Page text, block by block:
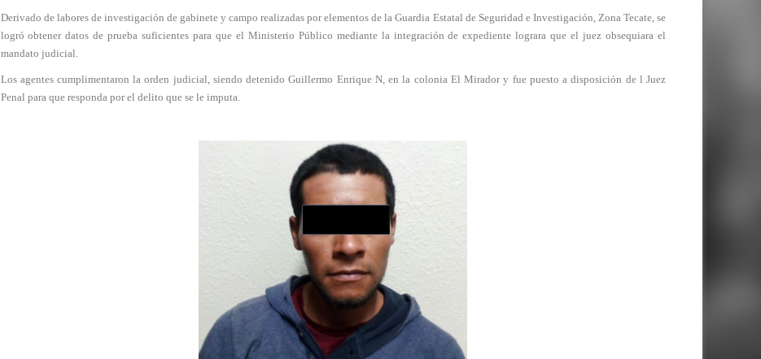
Derivado de labores de investigación de gabinete y campo realizadas por elementos de la Guardia Estatal de Seguridad e Investigación, Zona Tecate, se
logró obtener datos de prueba suficientes para que el Ministerio Público mediante la integración de expediente lograra que el juez obsequiara el
mandato judicial.
Los agentes cumplimentaron la orden judicial, siendo detenido Guillermo Enrique N, en la colonia El Mirador y fue puesto a disposición de l Juez
Penal para que responda por el delito que se le imputa.